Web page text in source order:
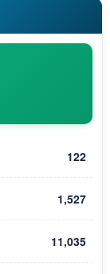
122
1,527
11,035